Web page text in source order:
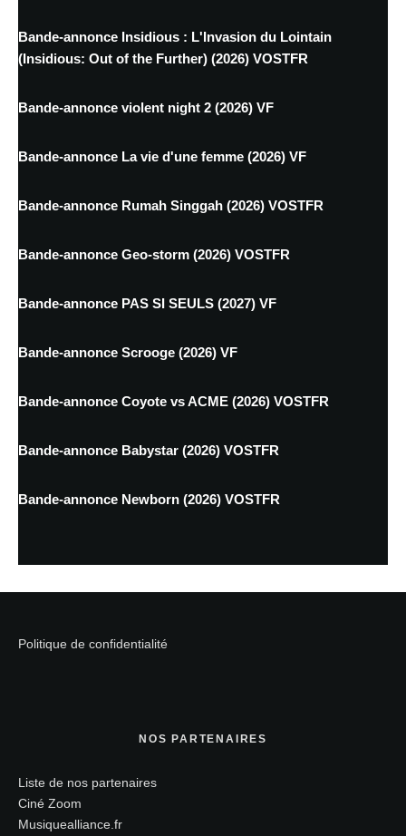
Bande-annonce Insidious : L'Invasion du Lointain
(Insidious: Out of the Further) (2026) VOSTFR
Bande-annonce violent night 2 (2026) VF
Bande-annonce La vie d'une femme (2026) VF
Bande-annonce Rumah Singgah (2026) VOSTFR
Bande-annonce Geo-storm (2026) VOSTFR
Bande-annonce PAS SI SEULS (2027) VF
Bande-annonce Scrooge (2026) VF
Bande-annonce Coyote vs ACME (2026) VOSTFR
Bande-annonce Babystar (2026) VOSTFR
Bande-annonce Newborn (2026) VOSTFR
Politique de confidentialité
NOS PARTENAIRES
Liste de nos partenaires
Ciné Zoom
Musiquealliance.fr